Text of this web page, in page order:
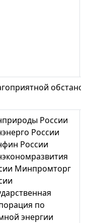
России
России
России
Минпромторг
по
энергии